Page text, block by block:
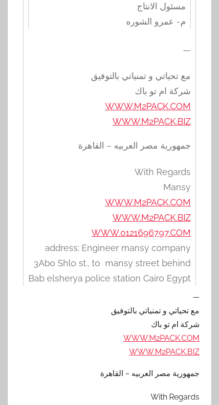
مسئول الانتاج
م- عمرو الشوره
—
مع تحياتي و تمنياتي بالتوفيق
شركة ام تو باك
WWW.M2PACK.COM
WWW.M2PACK.BIZ
جمهورية مصر العربيه – القاهرة
With Regards
Mansy
WWW.M2PACK.COM
WWW.M2PACK.BIZ
WWW.0121696797.COM
address: Engineer mansy company
3Abo Shlo st., to mansy street behind
Bab elsherya police station Cairo Egypt
—
مع تحياتي و تمنياتي بالتوفيق
شركة ام تو باك
WWW.M2PACK.COM
WWW.M2PACK.BIZ
جمهورية مصر العربيه – القاهرة
With Regards